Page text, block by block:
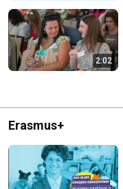
2:02
Erasmus+